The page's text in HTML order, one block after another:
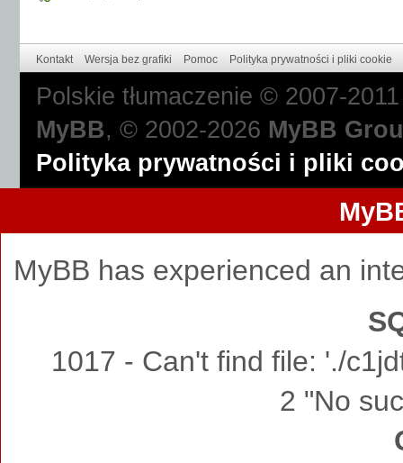
Kontakt Wersja bez grafiki Pomoc Polityka prywatności i pliki cookie
Polskie tłumaczenie © 2007-
MyBB, © 2002-2026 MyBB
Polityka prywatności i pliki
MyBB has experienced an
1017 - Can't find file: './
2 "No